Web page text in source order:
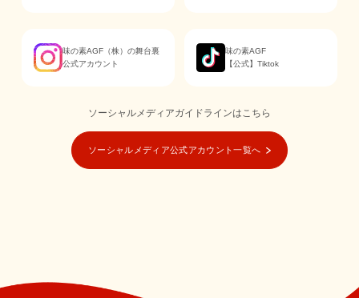
味の素AGF（株）の舞台裏
公式アカウント
味の素AGF
【公式】Tiktok
ソーシャルメディアガイドラインはこちら
ソーシャルメディア公式アカウント一覧へ